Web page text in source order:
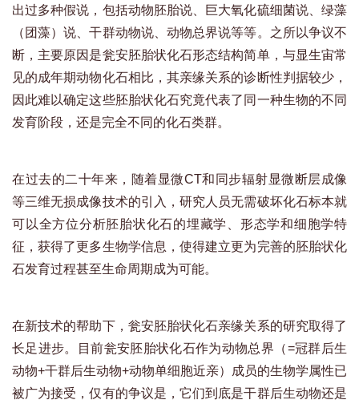
出过多种假说，包括动物胚胎说、巨大氧化硫细菌说、绿藻
（团藻）说、干群动物说、动物总界说等等。之所以争议不
断，主要原因是瓮安胚胎状化石形态结构简单，与显生宙常
见的成年期动物化石相比，其亲缘关系的诊断性判据较少，
因此难以确定这些胚胎状化石究竟代表了同一种生物的不同
发育阶段，还是完全不同的化石类群。
在过去的二十年来，随着显微CT和同步辐射显微断层成像
等三维无损成像技术的引入，研究人员无需破坏化石标本就
可以全方位分析胚胎状化石的埋藏学、形态学和细胞学特
征，获得了更多生物学信息，使得建立更为完善的胚胎状化
石发育过程甚至生命周期成为可能。
在新技术的帮助下，瓮安胚胎状化石亲缘关系的研究取得了
长足进步。目前瓮安胚胎状化石作为动物总界（=冠群后生
动物+干群后生动物+动物单细胞近亲）成员的生物学属性已
被广为接受，仅有的争议是，它们到底是干群后生动物还是